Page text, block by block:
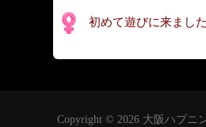
初めて遊びに来ました
Copyright © 2026 大阪ハプニ